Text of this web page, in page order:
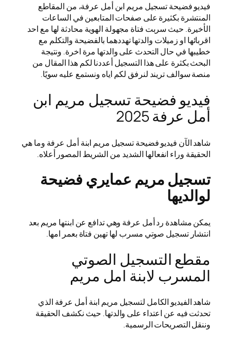
فيديو فضيحة تسجيل مريم ابن أمل عرفة، من المقاطع
المنتشرة بكثيرة على صفحات المتابعين في الساعات
الأخيرة. حيث سربت فتاة مجهولة الهوية محادثة لها مع احد
اقربائها او زميلات والدتها تهددهما بالفضيحة والتكلم مع
خطيبها في حال التحدث على والدتها مرة اخرة. ونتيجة
البحث بكثرة على هذا التسجيل أعددنا لكم هذا المقال من
منصة سوالف تريند لنرفق لكم اياه ونستمع عليه سويًا.
فيديو فضيحة تسجيل مريم ابن
أمل عرفة 2025
شاهد الآن فيديو فضيحة تسجيل مريم ابنة أمل عرفة وما هي
الحقيقة وراء انفعالها الشديد من الشريط المصور أعلاه.
تسجيل مريم عمايري فضيحة
لوالديها
يمكن مشاهدة رد أمل عرفة وهي تدافع عن ابنتها مريم بعد
انتشار تسجيل صوتي مسرب لها تهين فتاة بعمر امها.
مقطع التسجيل الصوتي
المسرب لابنة امل مريم
شاهد الفيديو الكامل لتسجيل مريم ابنة أمل عرفة الذي
تحدثت فيه عن اعتداء على والدتها. حيث نكشف الحقيقة
وننقل التصريحات الرسمية.